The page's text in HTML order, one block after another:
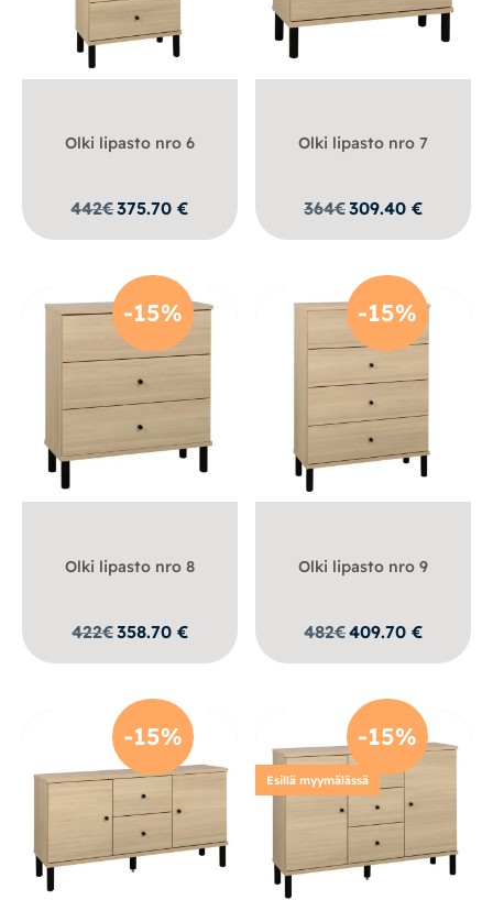
Olki lipasto nro 6
442€375.70€
Olki lipasto nro 7
364€309.40€
-15%
Olki lipasto nro 8
422€358.70 €
-15%
Olki lipasto nro 9
482€409.70€
-15% -15%
Esillä myymälässä